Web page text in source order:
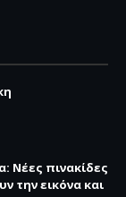
Νέες πινακίδες
την εικόνα και